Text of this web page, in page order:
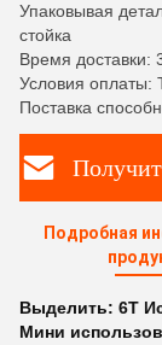
Упаковывая
стойка
Время доставки:
Условия оплаты:
Поставка
Подробная
Выделить: 6T
Мини